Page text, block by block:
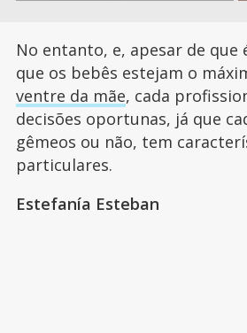
No entanto, e, apesar de
que os bebês estejam o
ventre da mãe, cada
decisões oportunas, já que
gêmeos ou não, tem
particulares.
Estefanía Esteban